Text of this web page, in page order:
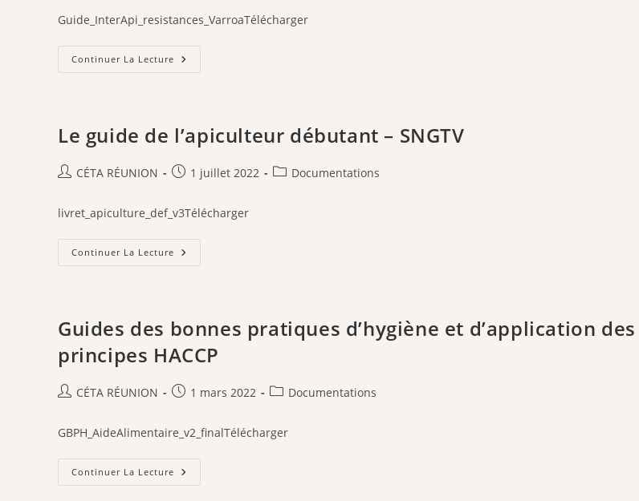
la
publication :
Guide_InterApi_resistances_VarroaTélécharger
Continuer La Lecture Apinov
–
Résistances
De
Varroa
Aux
Acaricides
Le guide de l’apiculteur débutant – SNGTV
Auteur/autrice
la
publication :
CÉTA RÉUNION
Publication
1 juillet 2022
PostDocumentations
livret_apiculture_def_v3Télécharger
Continuer La Lecture Le
Guide
SNGTV
Guides des bonnes pratiques d’hygiène et d’application des
principes HACCP
Auteur/autrice
la
publication :
CÉTA RÉUNION
Publication
1 mars 2022
PostDocumentations
GBPH_AideAlimentaire_v2_finalTélécharger
Continuer La Lecture Guides
Des